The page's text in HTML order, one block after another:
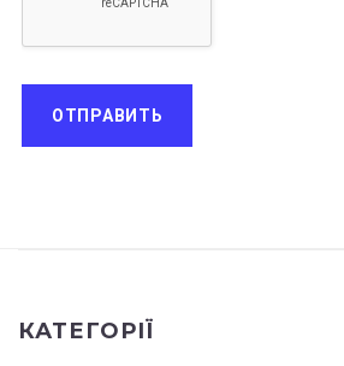
КАТЕГОРІЇ